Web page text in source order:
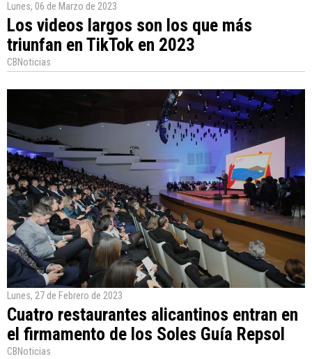
Lunes, 06 de Marzo de 2023
Los videos largos son los que más
triunfan en TikTok en 2023
CBNoticias
Lunes, 27 de Febrero de 2023
Cuatro restaurantes alicantinos entran en
el firmamento de los Soles Guía Repsol
CBNoticias